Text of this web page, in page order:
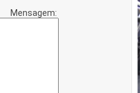
Mensagem: